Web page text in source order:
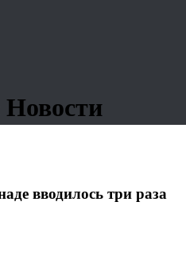
вводилось три раза